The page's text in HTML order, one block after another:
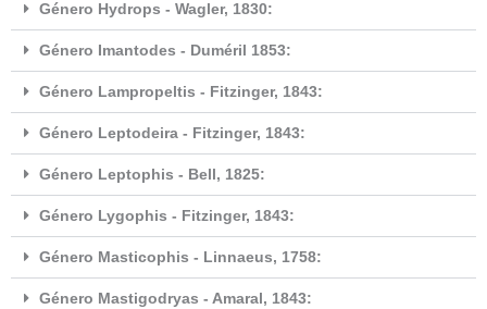
Género Hydrops - Wagler, 1830:
Género Imantodes - Duméril 1853:
Género Lampropeltis - Fitzinger, 1843:
Género Leptodeira - Fitzinger, 1843:
Género Leptophis - Bell, 1825:
Género Lygophis - Fitzinger, 1843:
Género Masticophis - Linnaeus, 1758:
Género Mastigodryas - Amaral, 1843: